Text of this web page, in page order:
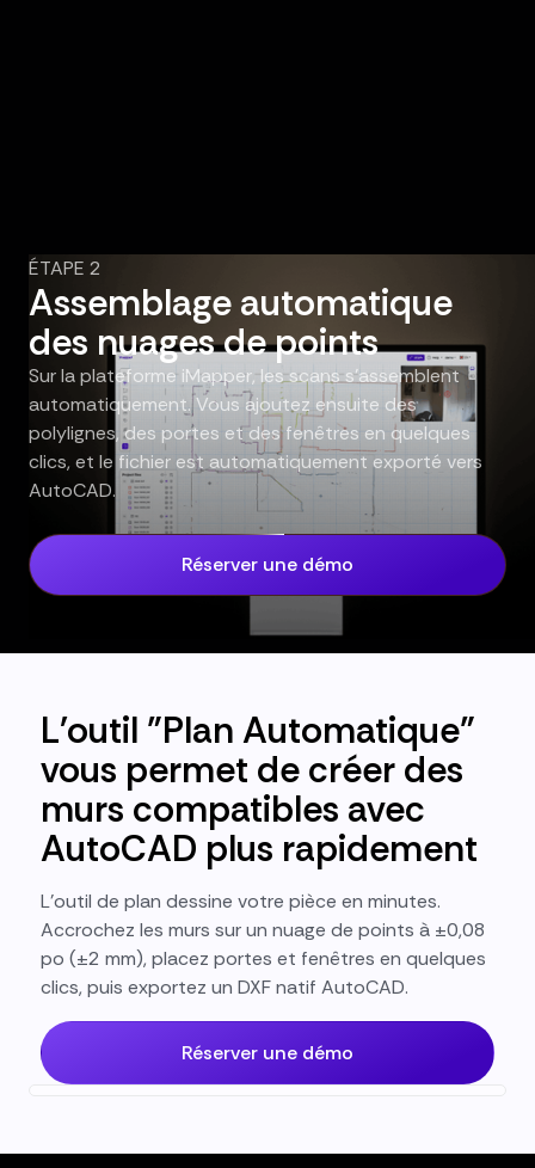
ÉTAPE 2
Assemblage automatique
des nuages de points
Sur la plateforme iMapper, les scans s'assemblent
automatiquement. Vous ajoutez ensuite des
polylignes, des portes et des fenêtres en quelques
clics, et le fichier est automatiquement exporté vers
AutoCAD.
Réserver une démo
L'outil "Plan Automatique"
vous permet de créer des
murs compatibles avec
AutoCAD plus rapidement
L'outil de plan dessine votre pièce en minutes.
Accrochez les murs sur un nuage de points à ±0,08
po (±2 mm), placez portes et fenêtres en quelques
clics, puis exportez un DXF natif AutoCAD.
Réserver une démo